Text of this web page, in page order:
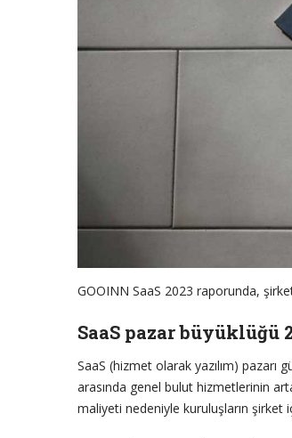
GOOINN SaaS 2023 raporunda,
SaaS pazar büyüklüğü
SaaS (hizmet olarak yazılım)
arasında genel bulut hizmetlerinin
maliyeti nedeniyle kuruluşların şirket